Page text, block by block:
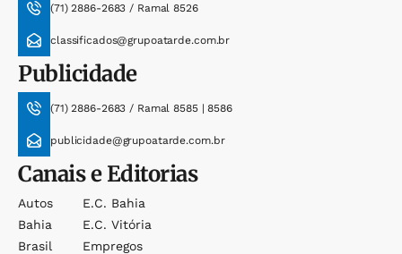
(71) 2886-2683 / Ramal 8526
classificados@grupoatarde.com.br
Publicidade
(71) 2886-2683 / Ramal 8585 | 8586
publicidade@grupoatarde.com.br
Canais e Editorias
Autos
Bahia
Brasil
E.c. Bahia
E.c. Vitória
Empregos